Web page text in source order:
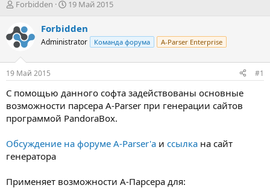
А
т
о
р
т
е
м
ы
Forbidden
Д
т
н
а
л
19 Май 2015
Forbidden
Administrator Команда форума A-Parser Enterprise
19 Май 2015 #1
С помощью данного софта задействованы основные
возможности парсера A-Parser при генерации сайтов
программой PandoraBox.
Обсуждение на форуме A-Parser'а и ссылка на сайт
генератора
Применяет возможности А-Парсера для: